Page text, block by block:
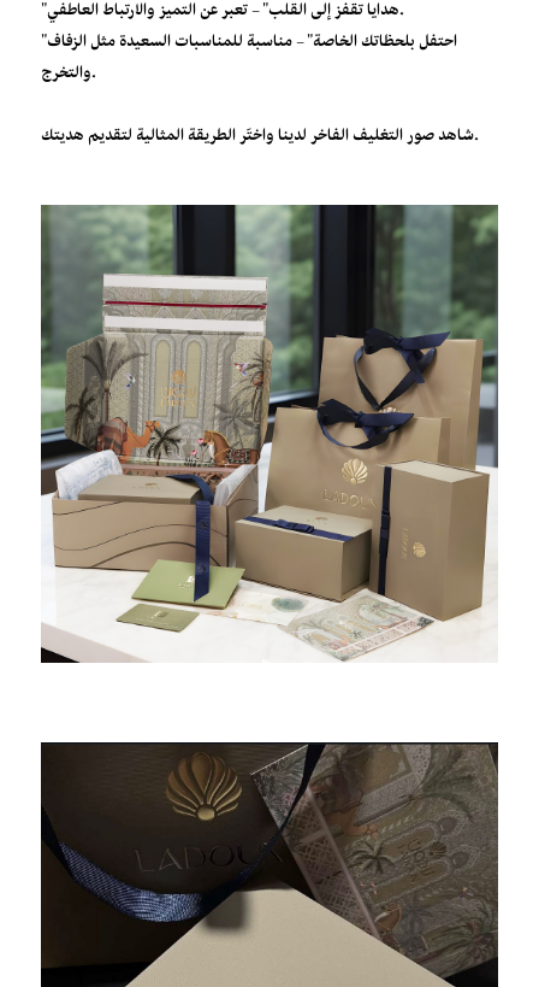
"هدايا تقفز إلى القلب" – تعبر عن التميز والارتباط العاطفي.
"احتفل بلحظاتك الخاصة" – مناسبة للمناسبات السعيدة مثل الزفاف
والتخرج.
شاهد صور التغليف الفاخر لدينا واختَر الطريقة المثالية لتقديم هديتك.